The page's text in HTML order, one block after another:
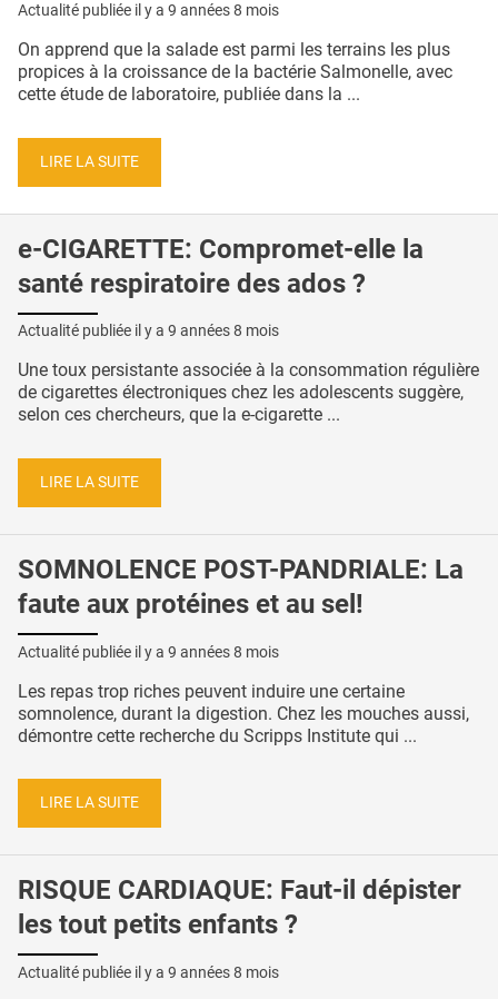
Actualité publiée il y a 9 années 8 mois
On apprend que la salade est parmi les terrains les plus
propices à la croissance de la bactérie Salmonelle, avec
cette étude de laboratoire, publiée dans la ...
LIRE LA SUITE
e-CIGARETTE: Compromet-elle la
santé respiratoire des ados ?
Actualité publiée il y a 9 années 8 mois
Une toux persistante associée à la consommation régulière
de cigarettes électroniques chez les adolescents suggère,
selon ces chercheurs, que la e-cigarette ...
LIRE LA SUITE
SOMNOLENCE POST-PANDRIALE: La
faute aux protéines et au sel!
Actualité publiée il y a 9 années 8 mois
Les repas trop riches peuvent induire une certaine
somnolence, durant la digestion. Chez les mouches aussi,
démontre cette recherche du Scripps Institute qui ...
LIRE LA SUITE
RISQUE CARDIAQUE: Faut-il dépister
les tout petits enfants ?
Actualité publiée il y a 9 années 8 mois